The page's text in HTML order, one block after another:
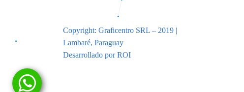
Copyright: Graficentro SRL – 2019 |
Lambaré, Paraguay
Desarrollado por ROI